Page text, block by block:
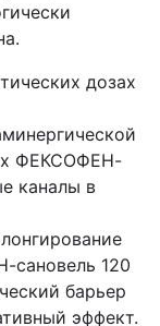
дозах
ФЕКСОФЕН-
каналы в
сановель 120
барьер
эффект.